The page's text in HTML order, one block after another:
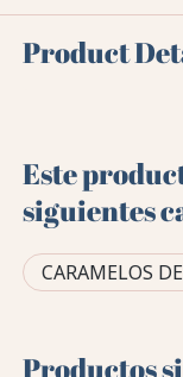
Product
Este
siguientes
CARAMELOS
Productos